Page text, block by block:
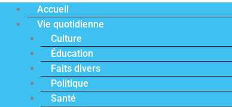
Accueil
Vie quotidienne
Culture
Éducation
Faits divers
Politique
Santé